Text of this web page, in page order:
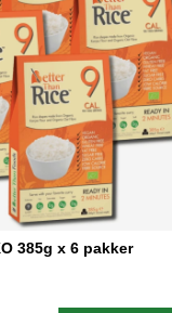
385g x 6 pakker